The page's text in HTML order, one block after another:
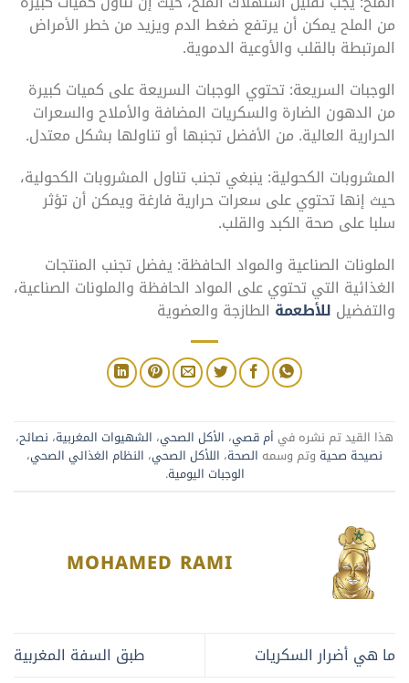
من الملح يمكن أن يرتفع ضغط الدم ويزيد من خطر الأمراض
المرتبطة بالقلب والأوعية الدموية.
الوجبات السريعة: تحتوي الوجبات السريعة على كميات كبيرة
من الدهون الضارة والسكريات المضافة والأملاح والسعرات
الحرارية العالية. من الأفضل تجنبها أو تناولها بشكل معتدل.
المشروبات الكحولية: ينبغي تجنب تناول المشروبات الكحولية،
حيث إنها تحتوي على سعرات حرارية فارغة ويمكن أن تؤثر
سلبا على صحة الكبد والقلب.
الملونات الصناعية والمواد الحافظة: يفضل تجنب المنتجات
الغذائية التي تحتوي على المواد الحافظة والملونات الصناعية،
والتفضيل للأطعمة الطازجة والعضوية
هذا القيد تم نشره في أم قصي، الأكل الصحي، الشهيوات المغربية، نصائح،
نصيحة صحية وتم وسمه الصحة، اللأكل الصحي، النظام الغذائي الصحي،
الوجبات اليومية.
MOHAMED RAMI
ما هي أضرار السكريات طبق السفة المغربية